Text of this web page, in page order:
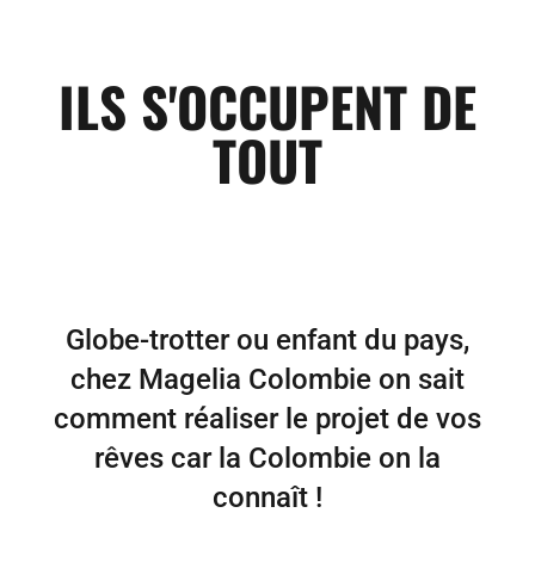
ILS S'OCCUPENT DE
TOUT
Globe-trotter ou enfant du pays,
chez Magelia Colombie on sait
comment réaliser le projet de vos
rêves car la Colombie on la
connaît !